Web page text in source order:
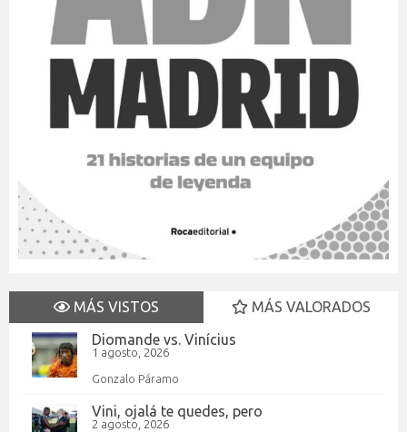
MÁS VISTOS
MÁS VALORADOS
Diomande vs. Vinícius
1 agosto, 2026
Gonzalo Páramo
Vini, ojalá te quedes, pero
2 agosto, 2026